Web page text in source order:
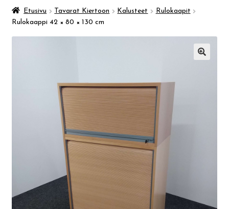
Taidemuseo & Ratamo
Varhaiskasvatus
Ateria- ja välipalamaksut
Taideapteekki
Etusivu Tavarat Kiertoon Kalusteet
Rulokaapit
Rulokaappi 42 × 80 × 130 cm